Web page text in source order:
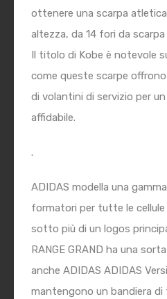
ottenere una scarpa
altezza, da 14 fori da scarpa
Il titolo di Kobe è notevole
come queste scarpe
di volantini di servizio per
affidabile.
.
ADIDAS modella una
formatori per tutte le
sotto più di un logos
RANGE GRAND ha una
anche ADIDAS ADIDAS
mantengono un bandiera